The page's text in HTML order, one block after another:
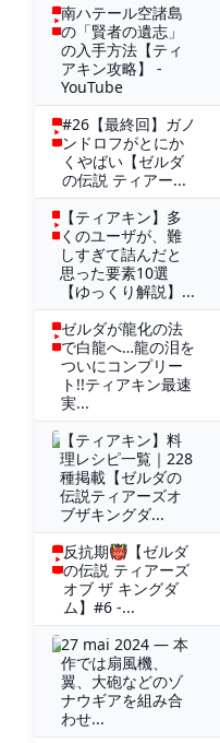
南ハテール空諸島
の「賢者の遺志」
の入手方法【ティ
アキン攻略】 -
YouTube
#26【最終回】ガノ
ンドロフがとにか
くやばい【ゼルダ
の伝説 ティアー...
【ティアキン】多
くのユーザが、難
しすぎて詰んだと
思った要素10選
【ゆっくり解説】...
ゼルダが龍化の法
で白龍へ…龍の泪を
ついにコンプリー
ト!!ティアキン最速
実...
【ティアキン】料
理レシピ一覧｜228
種掲載【ゼルダの
伝説ティアーズオ
ブザキングダ...
反抗期👹【ゼルダ
の伝説 ティアーズ
オブ ザ キングダ
ム】#6 -...
27 mai 2024 — 本
作では扇風機、
翼、大砲などのゾ
ナウギアを組み合
わせ...